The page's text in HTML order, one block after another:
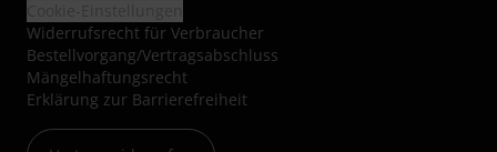
Widerrufsrecht für Verbraucher
Bestellvorgang/Vertragsabschluss
Mängelhaftungsrecht
Erklärung zur Barrierefreiheit